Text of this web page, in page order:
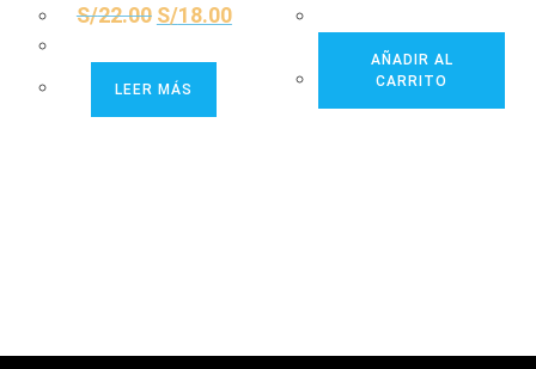
S/22.00 S/18.00
LEER MÁS
AÑADIR AL
CARRITO